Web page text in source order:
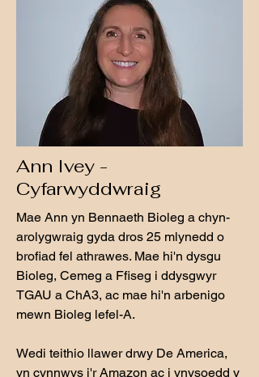
Ann Ivey -
Cyfarwyddwraig
Mae Ann yn Bennaeth Bioleg a chyn-
arolygwraig gyda dros 25 mlynedd o
brofiad fel athrawes. Mae hi'n dysgu
Bioleg, Cemeg a Ffiseg i ddysgwyr
TGAU a ChA3, ac mae hi'n arbenigo
mewn Bioleg lefel-A.
Wedi teithio llawer drwy De America,
yn cynnwys i'r Amazon ac i ynysoedd y